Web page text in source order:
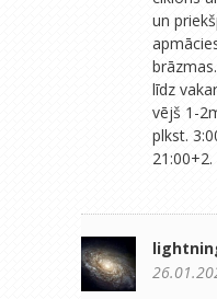
un
līdz
vējš 1-
plkst.
21:00+2.